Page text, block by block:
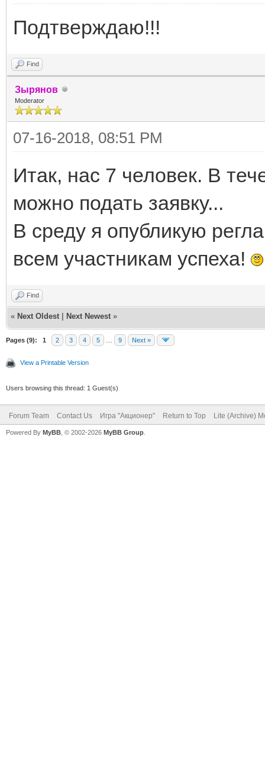
Подтверждаю!!!
Find
Зырянов
Moderator
07-16-2018, 08:51 PM
Итак, нас 7 человек. В
можно подать заявку...
В среду я опубликую
всем участникам успеха!
Find
« Next Oldest Next Newest »
Pages (9): 1 2 3 4 5 9 Next »
View a Printable Version
Users browsing this thread: 1 Guest(s)
Forum Team Contact Us Игра "Акционер" Return to Top Lite (Archive)
Powered By MyBB , © 2002-2026 MyBB Group